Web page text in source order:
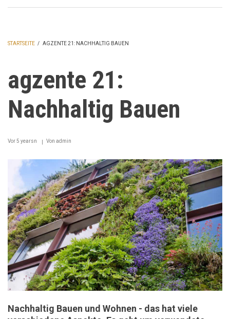
STARTSEITE / AGZENTE 21: NACHHALTIG BAUEN
agzente 21:
Nachhaltig Bauen
Vor 5 yearsn Von admin
Nachhaltig Bauen und Wohnen - das hat viele